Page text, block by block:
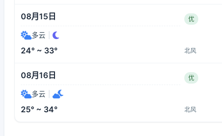
08月15日 优
多云
24° ~ 33° 北风
08月16日 优
多云
25° ~ 34° 北风